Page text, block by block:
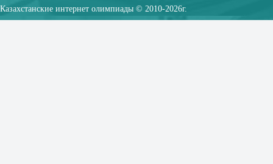
Казахстанские интернет олимпиады © 2010-2026г.